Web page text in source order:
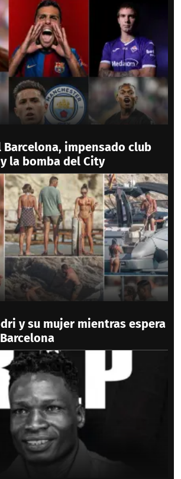
Barcelona, impensado club
la bomba del City
y su mujer mientras espera